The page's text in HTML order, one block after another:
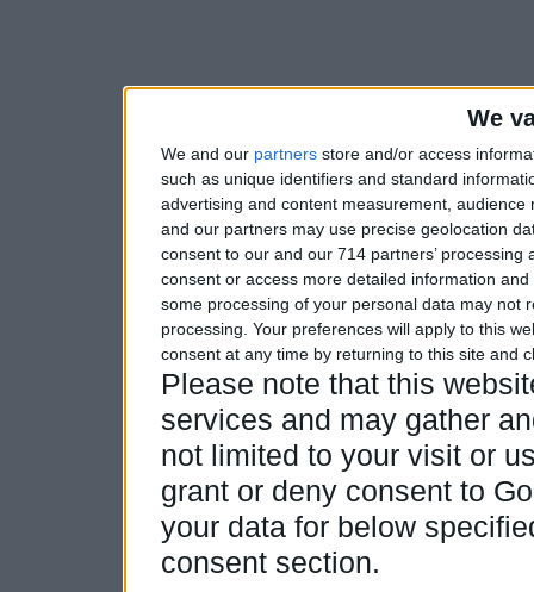
We
We and our partners store and/or access
such as unique identifiers and standard
advertising and content measurement,
and our partners may use precise geolocation
consent to our and our 714 partners’
consent or access more detailed information
some processing of your personal data may not
processing. Your preferences will apply to this
consent at any time by returning to this site and
Please note that this
services and may gather
not limited to your visit or
grant or deny consent to
your data for below
consent section.